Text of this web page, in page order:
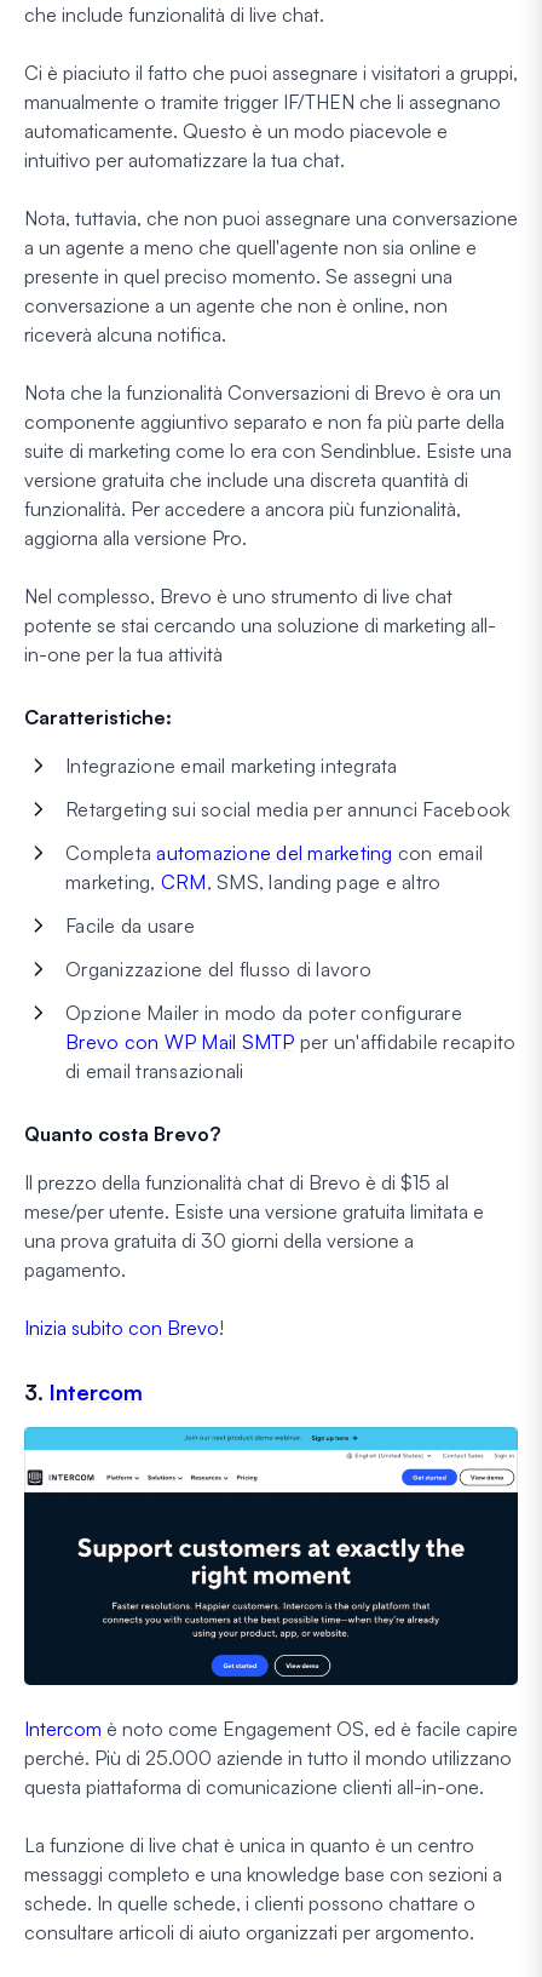
che include funzionalità di live chat.
Ci è piaciuto il fatto che puoi assegnare i visitatori a gruppi,
manualmente o tramite trigger IF/THEN che li assegnano
automaticamente. Questo è un modo piacevole e
intuitivo per automatizzare la tua chat.
Nota, tuttavia, che non puoi assegnare una conversazione
a un agente a meno che quell'agente non sia online e
presente in quel preciso momento. Se assegni una
conversazione a un agente che non è online, non
riceverà alcuna notifica.
Nota che la funzionalità Conversazioni di Brevo è ora un
componente aggiuntivo separato e non fa più parte della
suite di marketing come lo era con Sendinblue. Esiste una
versione gratuita che include una discreta quantità di
funzionalità. Per accedere a ancora più funzionalità,
aggiorna alla versione Pro.
Nel complesso, Brevo è uno strumento di live chat
potente se stai cercando una soluzione di marketing all-
in-one per la tua attività
Caratteristiche:
Integrazione email marketing integrata
Retargeting sui social media per annunci Facebook
Completaautomazione del marketing con email
marketing, CRM, SMS, landing page e altro
Facile da usare
Organizzazione del flusso di lavoro
Opzione Mailer in modo da poter configurare
Brevo con WP Mail SMTP per un'affidabile recapito
di email transazionali
Quanto costa Brevo?
Il prezzo della funzionalità chat di Brevo è di $15 al
mese/per utente. Esiste una versione gratuita limitata e
una prova gratuita di 30 giorni della versione a
pagamento.
Inizia subito con Brevo!
3. Intercom
Intercom è noto come Engagement OS, ed è facile capire
perché. Più di 25.000 aziende in tutto il mondo utilizzano
questa piattaforma di comunicazione clienti all-in-one.
La funzione di live chat è unica in quanto è un centro
messaggi completo e una knowledge base con sezioni a
schede. In quelle schede, i clienti possono chattare o
consultare articoli di aiuto organizzati per argomento.